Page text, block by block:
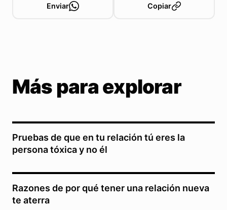
Enviar Copiar
Más para explorar
Pruebas de que en tu relación tú eres la
persona tóxica y no él
Razones de por qué tener una relación nueva
te aterra